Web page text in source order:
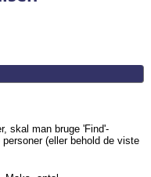
skal man bruge 'Find'-
(eller behold de viste